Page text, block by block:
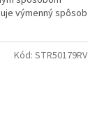
výmenný spôsob
Kód: STR50179RV